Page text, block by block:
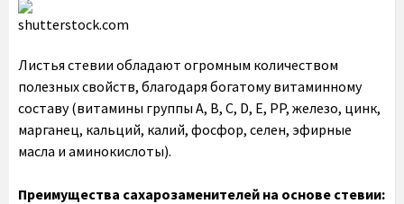
shutterstock.com
Листья стевии обладают огромным количеством
полезных свойств, благодаря богатому витаминному
составу (витамины группы A, B, C, D, E, PP, железо, цинк,
марганец, кальций, калий, фосфор, селен, эфирные
масла и аминокислоты).
Преимущества сахарозаменителей на основе стевии: